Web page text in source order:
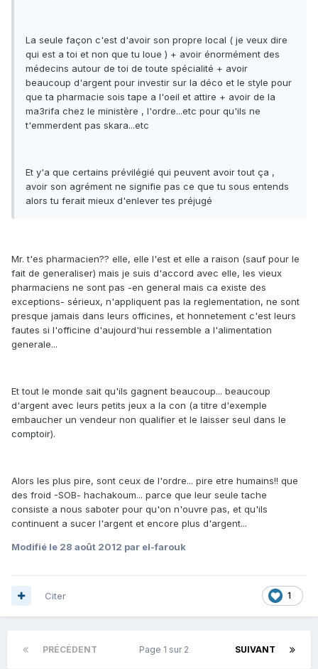
La seule façon c'est d'avoir son propre local ( je veux dire
qui est a toi et non que tu loue ) + avoir énormément des
médecins autour de toi de toute spécialité + avoir
beaucoup d'argent pour investir sur la déco et le style pour
que ta pharmacie sois tape a l'oeil et attire + avoir de la
ma3rifa chez le ministère , l'ordre...etc pour qu'ils ne
t'emmerdent pas skara...etc
Et y'a que certains prévilégié qui peuvent avoir tout ça ,
avoir son agrément ne signifie pas ce que tu sous entends
alors tu ferait mieux d'enlever tes préjugé
Mr. t'es pharmacien?? elle, elle l'est et elle a raison (sauf pour le
fait de generaliser) mais je suis d'accord avec elle, les vieux
pharmaciens ne sont pas -en general mais ca existe des
exceptions- sérieux, n'appliquent pas la reglementation, ne sont
presque jamais dans leurs officines, et honnetement c'est leurs
fautes si l'officine d'aujourd'hui ressemble a l'alimentation
generale...
Et tout le monde sait qu'ils gagnent beaucoup... beaucoup
d'argent avec leurs petits jeux a la con (a titre d'exemple
embaucher un vendeur non qualifier et le laisser seul dans le
comptoir).
Alors les plus pire, sont ceux de l'ordre... pire etre humains!! que
des froid -SOB- hachakoum... parce que leur seule tache
consiste a nous saboter pour qu'on n'ouvre pas, et qu'ils
continuent a sucer l'argent et encore plus d'argent...
Modifié le 28 août 2012 par el-farouk
1
Citer
PRÉCÉDENT SUIVANT
Page 1 sur 2